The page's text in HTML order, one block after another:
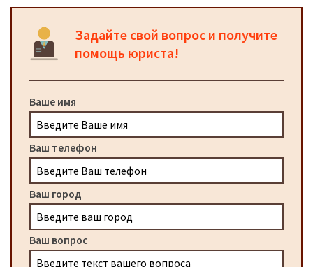
Задайте свой вопрос и получите
помощь юриста!
Ваше имя
Ваш телефон
Ваш город
Ваш вопрос